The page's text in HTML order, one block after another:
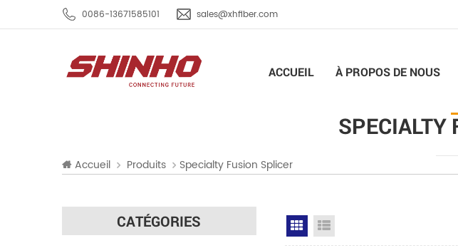
0086-13671585101 sales@xhfiber.com
ACCUEIL À PROPOS DE NOUS
SPECIALTY
Accueil Produits Specialty Fusion Splicer
CATÉGORIES Grid View